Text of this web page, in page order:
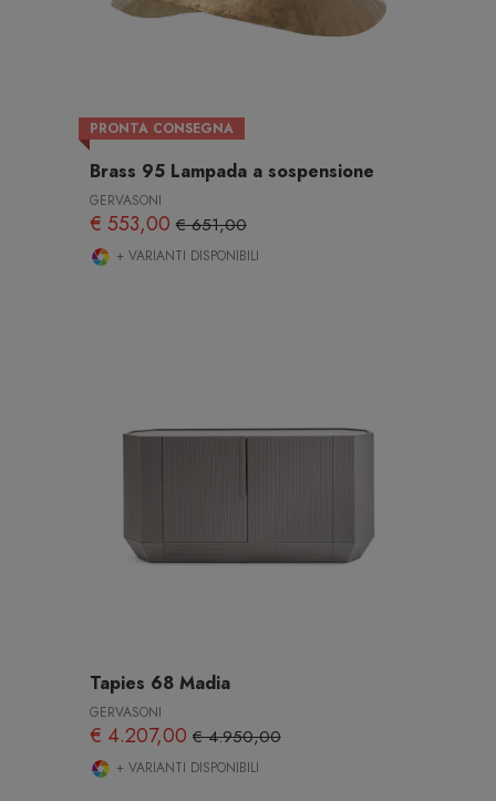
PRONTA CONSEGNA
Brass 95 Lampada a sospensione
GERVASONI
€ 553,00€ 651,00
+ VARIANTI DISPONIBILI
Tapies 68 Madia
GERVASONI
€ 4.207,00€ 4.950,00
+ VARIANTI DISPONIBILI